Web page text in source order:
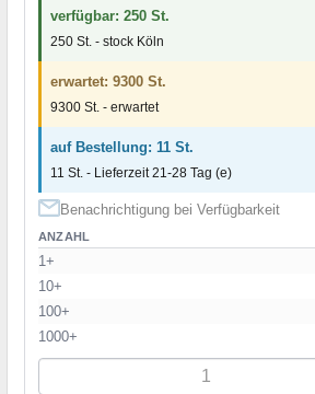
verfügbar: 250 St.
250 St. - stock Köln
erwartet: 9300 St.
9300 St. - erwartet
auf Bestellung: 11 St.
11 St. - Lieferzeit 21-28 Tag (e)
Benachrichtigung bei Verfügbarkeit
ANZAHL
1+
10+
100+
1000+